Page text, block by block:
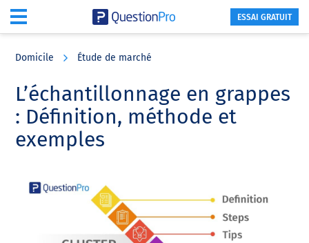
content
sidebar
ESSAI GRATUIT
Domicile Étude de marché
L’échantillonnage en grappes
: Définition, méthode et
exemples